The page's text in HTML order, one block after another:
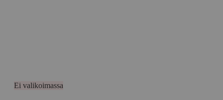
Ei valikoimassa